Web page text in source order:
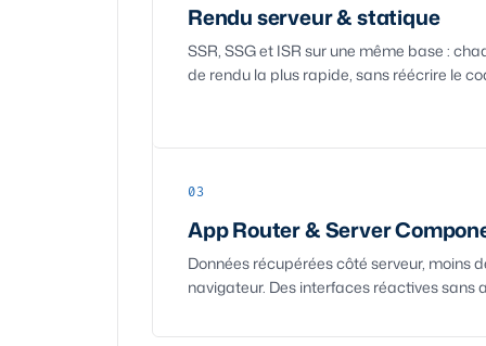
Rendu serveur & statique
SSR, SSG et ISR sur une même base :
de rendu la plus rapide, sans réécrire le
03
App Router & Server
Données récupérées côté serveur, moins
navigateur. Des interfaces réactives sans